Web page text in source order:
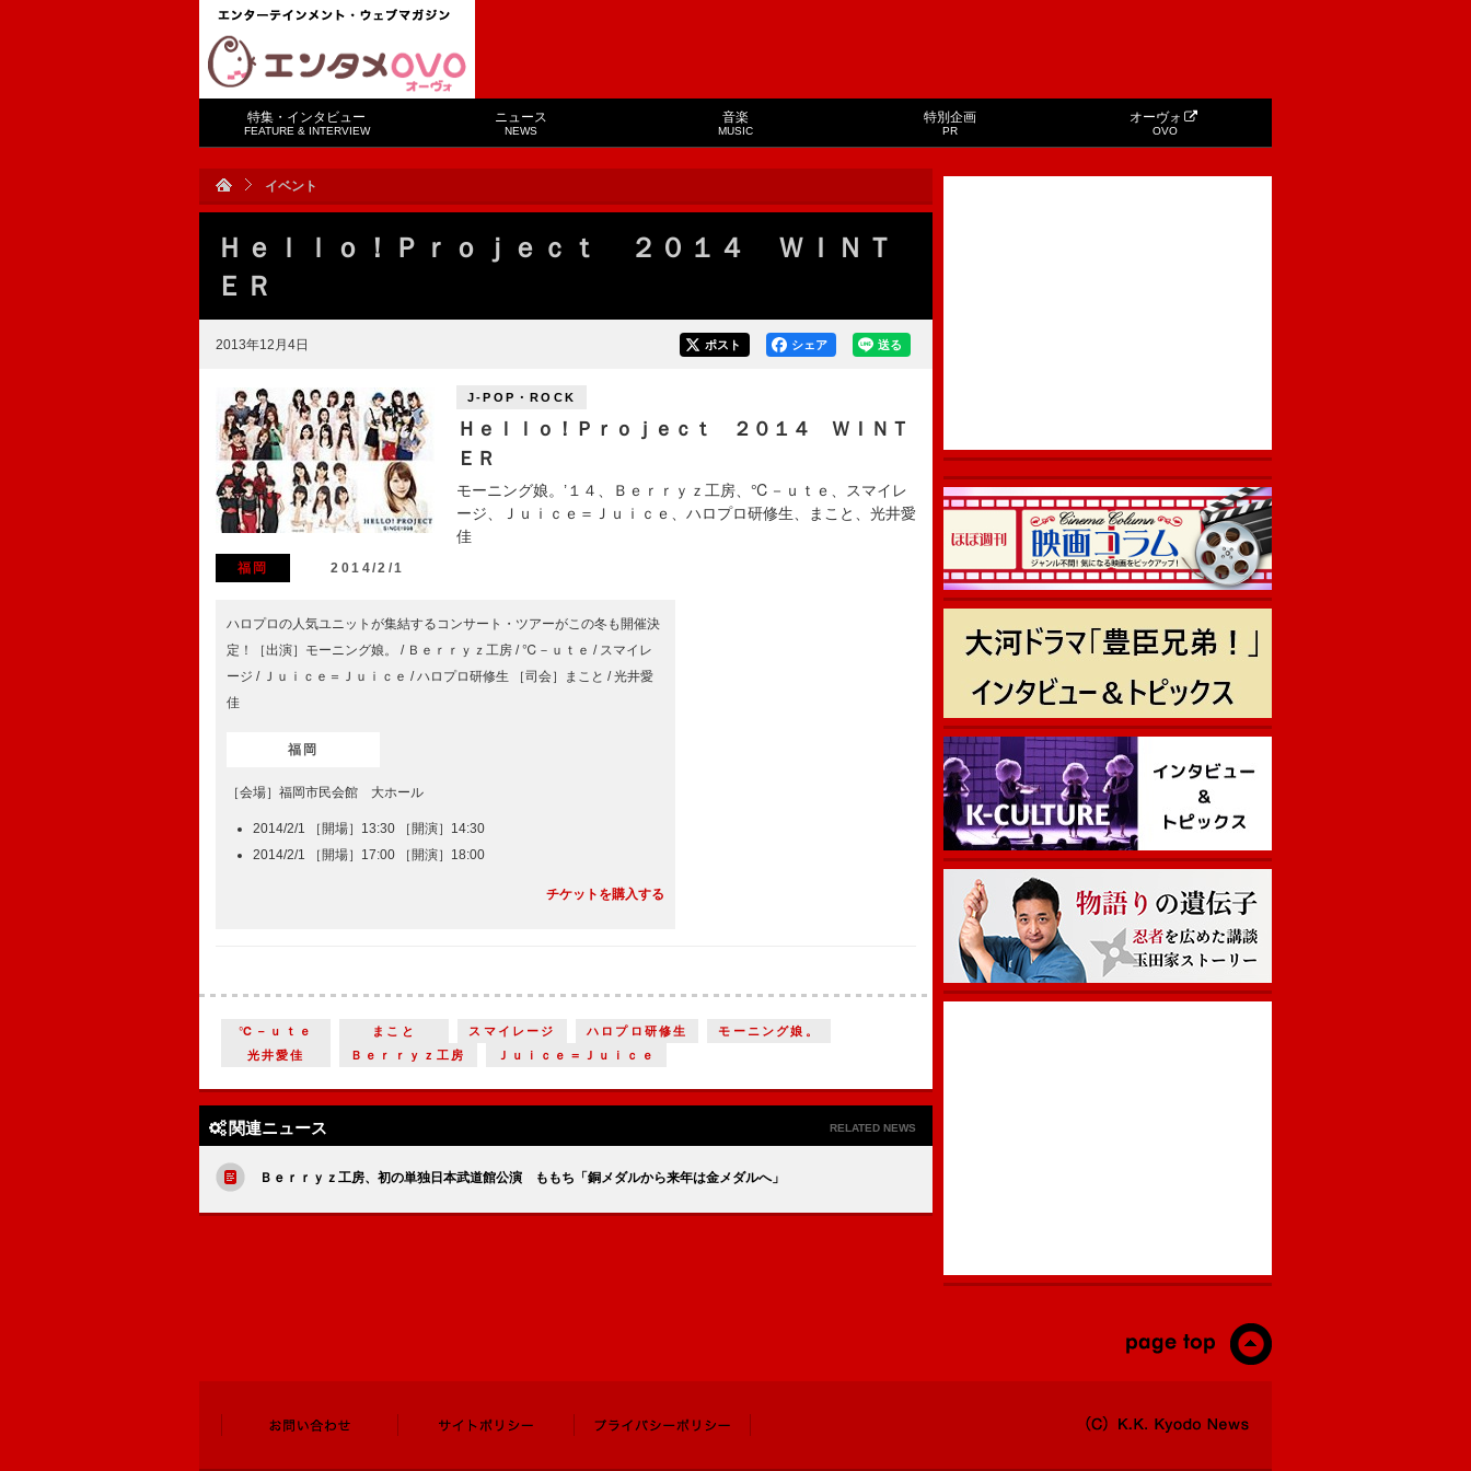
特集・インタビュー
FEATURE & INTERVIEW
ニュース
NEWS
音楽
MUSIC
特別企画
PR
オーヴォ
OVO
イベント
Ｈｅｌｌｏ！Ｐｒｏｊｅｃｔ ２０１４ ＷＩＮＴ
ＥＲ
2013年12月4日 送る
シェア
ポスト
J-POP・ROCK
Ｈｅｌｌｏ！Ｐｒｏｊｅｃｔ ２０１４ ＷＩＮＴ
ＥＲ
モーニング娘。’１４、Ｂｅｒｒｙｚ工房、℃－ｕｔｅ、スマイレ
ージ、Ｊｕｉｃｅ＝Ｊｕｉｃｅ、ハロプロ研修生、まこと、光井愛
佳
福岡 2014/2/1
ハロプロの人気ユニットが集結するコンサート・ツアーがこの冬も開催決
定！［出演］モーニング娘。 / Ｂｅｒｒｙｚ工房 / ℃－ｕｔｅ / スマイレ
ージ / Ｊｕｉｃｅ＝Ｊｕｉｃｅ / ハロプロ研修生 ［司会］まこと / 光井愛
佳
福岡
［会場］福岡市民会館 大ホール
2014/2/1 ［開場］13:30 ［開演］14:30
2014/2/1 ［開場］17:00 ［開演］18:00
チケットを購入する
℃－ｕｔｅ まこと スマイレージ ハロプロ研修生
モーニング娘。
光井愛佳
Ｂｅｒｒｙｚ工房 Ｊｕｉｃｅ＝Ｊｕｉｃｅ
関連ニュース RELATED NEWS
Ｂｅｒｒｙｚ工房、初の単独日本武道館公演 ももち「銅メダルから来年は金メダルへ」